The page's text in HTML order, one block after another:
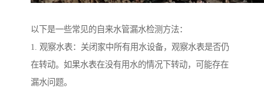
以下是一些常见的自来水管漏水检测方法：
1. 观察水表：关闭家中所有用水设备，观察水表是否仍
在转动。如果水表在没有用水的情况下转动，可能存在
漏水问题。